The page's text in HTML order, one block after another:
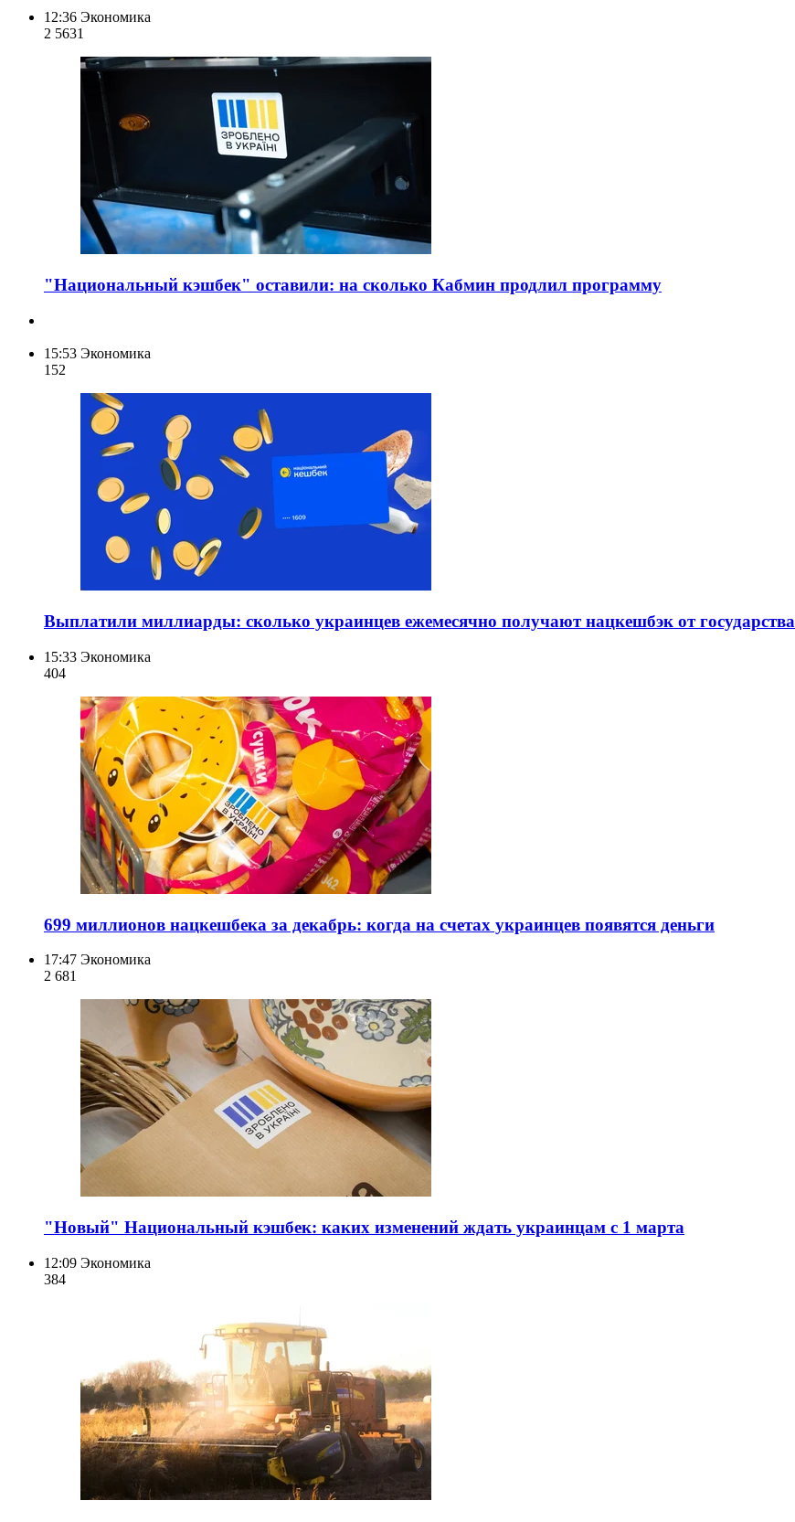
12:36 Экономика
2 5631
"Национальный кэшбек" оставили: на сколько Кабмин продлил программу
15:53 Экономика
152
Выплатили миллиарды: сколько украинцев ежемесячно получают нацкешбэк от государства
15:33 Экономика
404
699 миллионов нацкешбека за декабрь: когда на счетах украинцев появятся деньги
17:47 Экономика
2 681
"Новый" Национальный кэшбек: каких изменений ждать украинцам с 1 марта
12:09 Экономика
384